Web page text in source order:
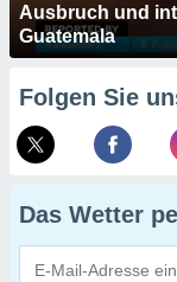
Ausbruch und
Guatemala
Folgen Sie
Das Wetter